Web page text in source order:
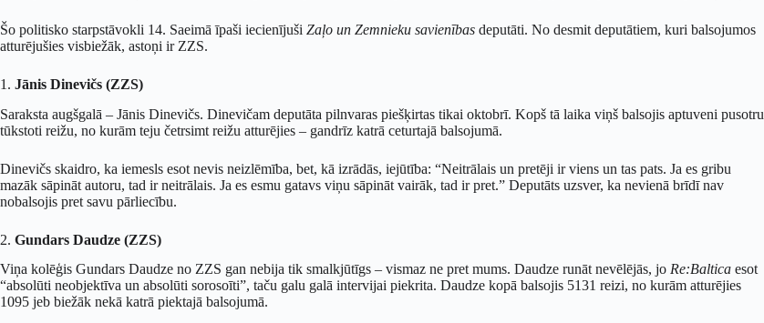
Šo politisko starpstāvokli 14. Saeimā īpaši iecienījuši Zaļo un Zemnieku savienības deputāti. No desmit deputātiem, kuri balsojumos
atturējušies visbiežāk, astoņi ir ZZS.
1. Jānis Dinevičs (ZZS)
Saraksta augšgalā – Jānis Dinevičs. Dinevičam deputāta pilnvaras piešķirtas tikai oktobrī. Kopš tā laika viņš balsojis aptuveni pusotru
tūkstoti reižu, no kurām teju četrsimt reižu atturējies – gandrīz katrā ceturtajā balsojumā.
Dinevičs skaidro, ka iemesls esot nevis neizlēmība, bet, kā izrādās, iejūtība: “Neitrālais un pretēji ir viens un tas pats. Ja es gribu
mazāk sāpināt autoru, tad ir neitrālais. Ja es esmu gatavs viņu sāpināt vairāk, tad ir pret.” Deputāts uzsver, ka nevienā brīdī nav
nobalsojis pret savu pārliecību.
2. Gundars Daudze (ZZS)
Viņa kolēģis Gundars Daudze no ZZS gan nebija tik smalkjūtīgs – vismaz ne pret mums. Daudze runāt nevēlējās, jo Re:Baltica esot
“absolūti neobjektīva un absolūti sorosoīti”, taču galu galā intervijai piekrita. Daudze kopā balsojis 5131 reizi, no kurām atturējies
1095 jeb biežāk nekā katrā piektajā balsojumā.